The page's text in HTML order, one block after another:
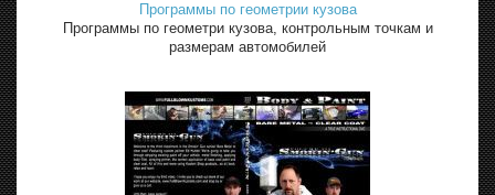
Программы по геометрии кузова
Программы по геометри кузова, контрольным точкам и
размерам автомобилей